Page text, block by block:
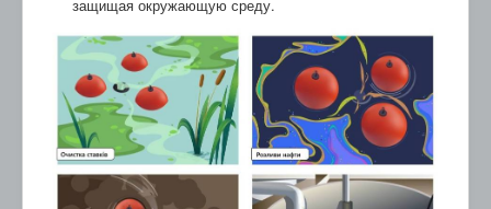
защищая окружающую среду.